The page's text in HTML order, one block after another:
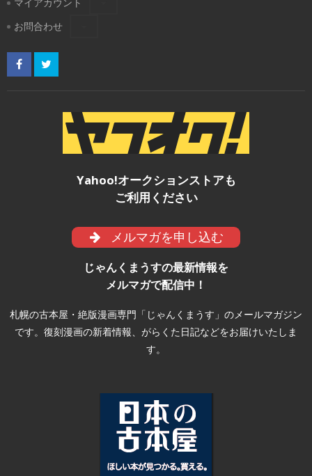
お問合わせ
Yahoo!オークションストアも
ご利用ください
メルマガを申し込む
じゃんくまうすの最新情報を
メルマガで配信中！
札幌の古本屋・絶版漫画専門「じゃんくまうす」のメールマガジン
です。復刻漫画の新着情報、がらくた日記などをお届けいたしま
す。